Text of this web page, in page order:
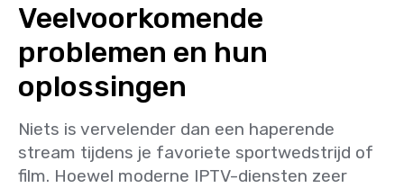
Veelvoorkomende
problemen en hun
oplossingen
Niets is vervelender dan een haperende
stream tijdens je favoriete sportwedstrijd of
film. Hoewel moderne IPTV-diensten zeer